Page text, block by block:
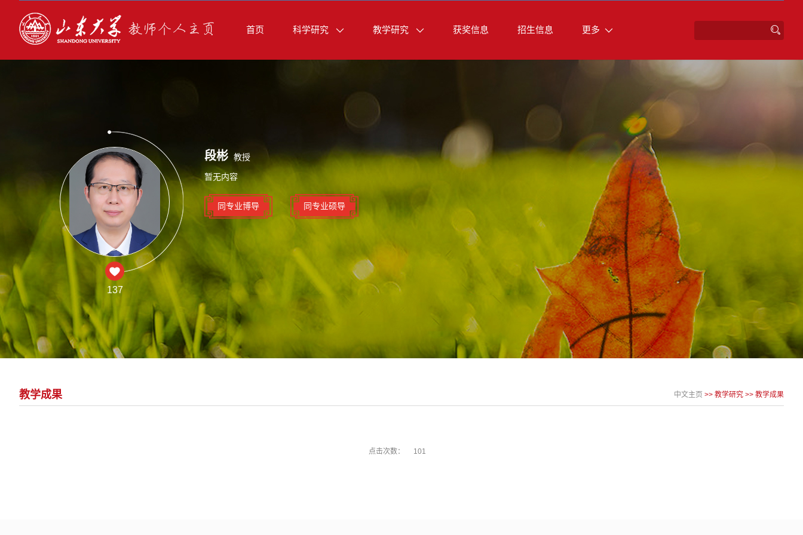
首页 科学研究 教学研究 获奖信息 招生信息 更多
137
段彬 教授
暂无内容
同专业博导 同专业硕导
教学成果 中文主页 >> 教学研究 >> 教学成果
点击次数： 101